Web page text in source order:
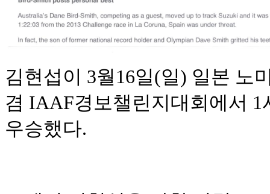
김현섭이 3월16일(일) 일본 노
겸 IAAF경보챌린지대회에서
우승했다.